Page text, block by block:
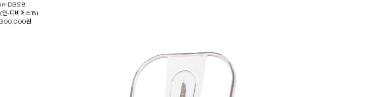
in-DBS18
(인-디비에스18)
300,000원